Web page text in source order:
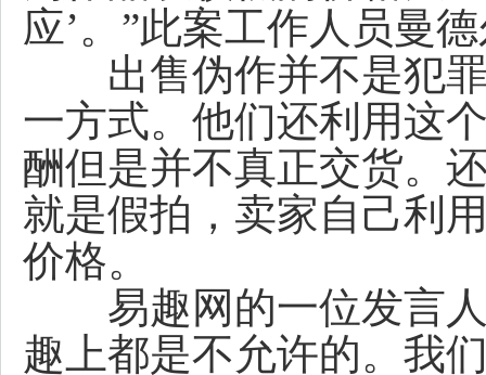
应’。”此案工作人员曼
出售伪作并不是犯罪
一方式。他们还利用这
酬但是并不真正交货。
就是假拍，卖家自己利
价格。
易趣网的一位发言人
趣上都是不允许的。我